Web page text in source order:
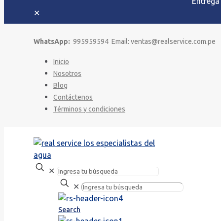
✕
WhatsApp: 995959594 Email: ventas@realservice.com.pe
Inicio
Nosotros
Blog
Contáctenos
Términos y condiciones
✕
✕
Search